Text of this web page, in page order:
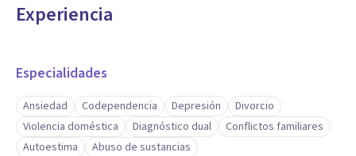
Experiencia
Especialidades
Ansiedad Codependencia Depresión
Divorcio
Violencia doméstica
Diagnóstico dual
Conflictos familiares
Autoestima
Abuso de sustancias